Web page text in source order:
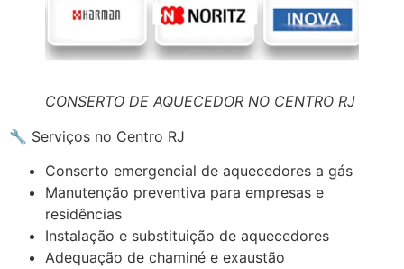
CONSERTO DE AQUECEDOR NO CENTRO RJ
🔧 Serviços no Centro RJ
Conserto emergencial de aquecedores a gás
Manutenção preventiva para empresas e
residências
Instalação e substituição de aquecedores
Adequação de chaminé e exaustão